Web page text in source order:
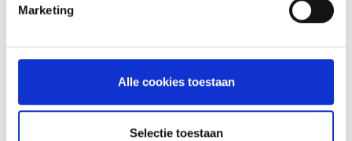
Marketing
Alle cookies toestaan
Selectie toestaan